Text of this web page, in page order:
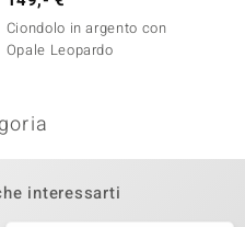
Ciondolo in argento con
Opale Leopardo
interessarti